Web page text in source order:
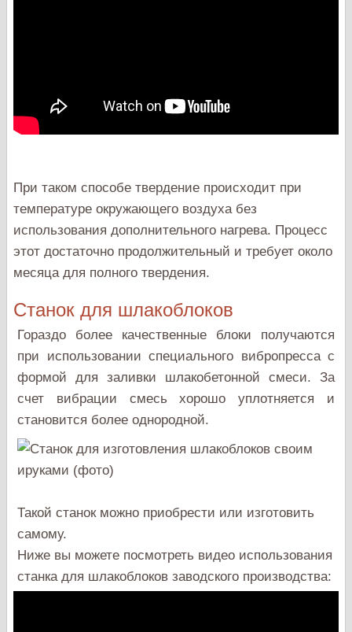
При таком способе твердение происходит при
температуре окружающего воздуха без
использования дополнительного нагрева. Процесс
этот достаточно продолжительный и требует около
месяца для полного твердения.
Станок для шлакоблоков
Гораздо более качественные блоки получаются
при использовании специального вибропресса с
формой для заливки шлакобетонной смеси. За
счет вибрации смесь хорошо уплотняется и
становится более однородной.
Такой станок можно приобрести или изготовить
самому.
Ниже вы можете посмотреть видео использования
станка для шлакоблоков заводского производства: